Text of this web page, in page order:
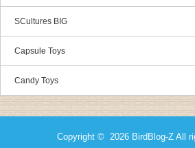
SCultures BIG
Capsule Toys
Candy Toys
Copyright © 2026 BirdBlog-Z All